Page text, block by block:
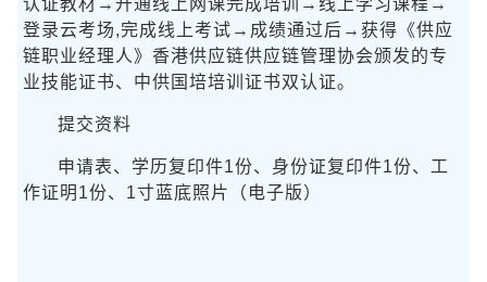
认证教材→开通线上网课完成培训→线上学习课程→
登录云考场,完成线上考试→成绩通过后→获得《供应
链职业经理人》香港供应链供应链管理协会颁发的专
业技能证书、中供国培培训证书双认证。
提交资料
申请表、学历复印件1份、身份证复印件1份、工
作证明1份、1寸蓝底照片（电子版）